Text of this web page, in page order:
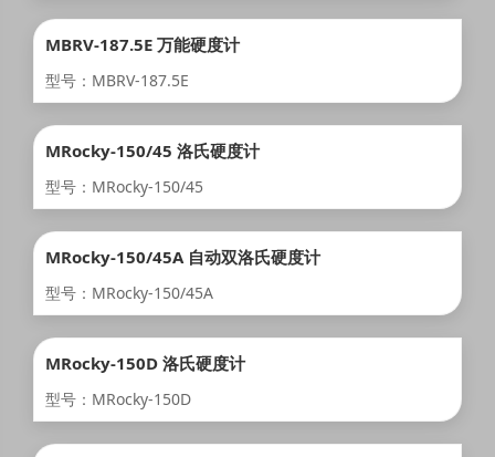
MBRV-187.5E 万能硬度计
型号：MBRV-187.5E
MRocky-150/45 洛氏硬度计
型号：MRocky-150/45
MRocky-150/45A 自动双洛氏硬度计
型号：MRocky-150/45A
MRocky-150D 洛氏硬度计
型号：MRocky-150D